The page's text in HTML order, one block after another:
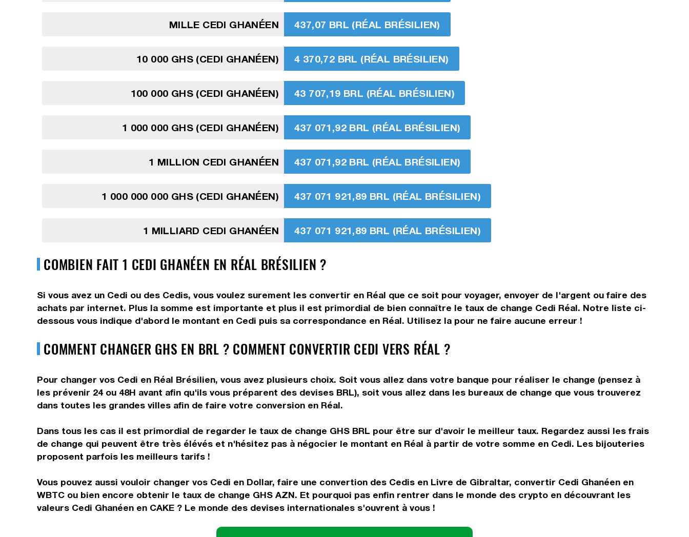
MILLE CEDI GHANÉEN 437,07 BRL (RÉAL BRÉSILIEN)
10 000 GHS (CEDI GHANÉEN) 4 370,72 BRL (RÉAL BRÉSILIEN)
100 000 GHS (CEDI GHANÉEN) 43 707,19 BRL (RÉAL BRÉSILIEN)
1 000 000 GHS (CEDI GHANÉEN) 437 071,92 BRL (RÉAL BRÉSILIEN)
1 MILLION CEDI GHANÉEN 437 071,92 BRL (RÉAL BRÉSILIEN)
1 000 000 000 GHS (CEDI GHANÉEN) 437 071 921,89 BRL (RÉAL BRÉSILIEN)
1 MILLIARD CEDI GHANÉEN 437 071 921,89 BRL (RÉAL BRÉSILIEN)
COMBIEN FAIT 1 CEDI GHANÉEN EN RÉAL BRÉSILIEN ?
Si vous avez un Cedi ou des Cedis, vous voulez surement les convertir en Réal que ce soit pour voyager, envoyer de l'argent ou faire des
achats par internet. Plus la somme est importante et plus il est primordial de bien connaître le taux de change Cedi Réal. Notre liste ci-
dessous vous indique d'abord le montant en Cedi puis sa correspondance en Réal. Utilisez la pour ne faire aucune erreur !
COMMENT CHANGER GHS EN BRL ? COMMENT CONVERTIR CEDI VERS RÉAL ?
Pour changer vos Cedi en Réal Brésilien, vous avez plusieurs choix. Soit vous allez dans votre banque pour réaliser le change (pensez à
les prévenir 24 ou 48H avant afin qu'ils vous préparent des devises BRL), soit vous allez dans les bureaux de change que vous trouverez
dans toutes les grandes villes afin de faire votre conversion en Réal.
Dans tous les cas il est primordial de regarder le taux de change GHS BRL pour être sur d'avoir le meilleur taux. Regardez aussi les frais
de change qui peuvent être très élévés et n'hésitez pas à négocier le montant en Réal à partir de votre somme en Cedi. Les bijouteries
proposent parfois les meilleurs tarifs !
Vous pouvez aussi vouloir changer vos Cedi en Dollar, faire une convertion des Cedis en Livre de Gibraltar, convertir Cedi Ghanéen en
WBTC ou bien encore obtenir le taux de change GHS AZN. Et pourquoi pas enfin rentrer dans le monde des crypto en découvrant les
valeurs Cedi Ghanéen en CAKE ? Le monde des devises internationales s'ouvrent à vous !